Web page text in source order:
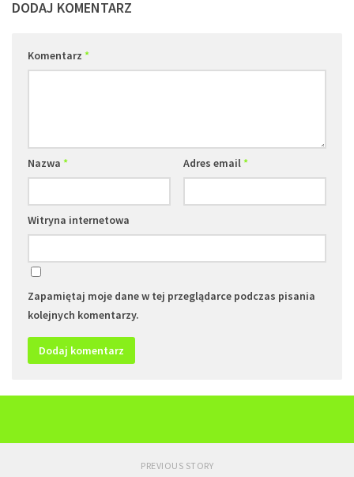
DODAJ KOMENTARZ
Komentarz *
Nazwa * Adres email*
Witryna internetowa
Zapamiętaj moje dane w tej przeglądarce podczas pisania
kolejnych komentarzy.
PREVIOUS STORY